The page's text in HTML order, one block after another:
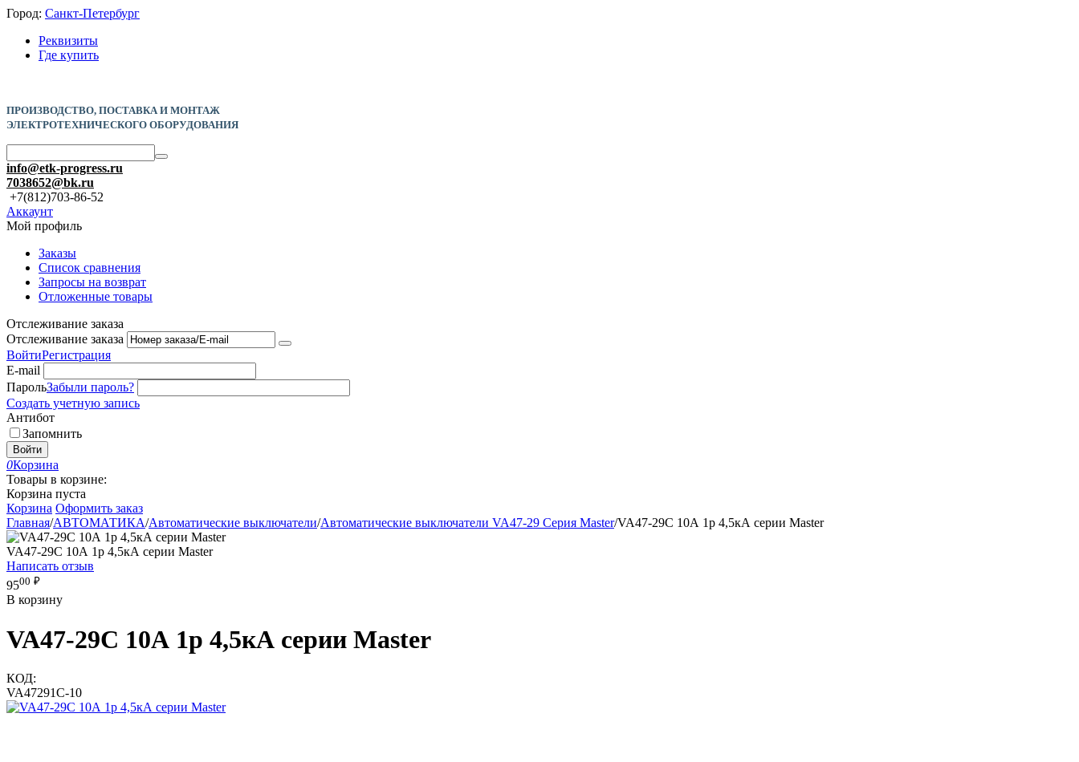
Город: Санкт-Петербург
Реквизиты
Где купить
ПРОИЗВОДСТВО, ПОСТАВКА И МОНТАЖ
ЭЛЕКТРОТЕХНИЧЕСКОГО ОБОРУДОВАНИЯ
info@etk-progress.ru
7038652@bk.ru
+7(812)703-86-52
Аккаунт
Мой профиль
Заказы
Список сравнения
Запросы на возврат
Отложенные товары
Отслеживание заказа
Отслеживание заказа
ВойтиРегистрация
E-mail
ПарольЗабыли пароль?
Создать учетную запись
Антибот
Запомнить
Войти
0Корзина
Товары в корзине:
Корзина пуста
Корзина Оформить заказ
Главная/АВТОМАТИКА/Автоматические выключатели/Автоматические выключатели VA47-29 Серия Master/VA47-29С 10А 1p 4,5кА серии Master
VA47-29С 10А 1p 4,5кА серии Master
Написать отзыв
9500 ₽
В корзину
VA47-29С 10А 1p 4,5кА серии Master
КОД:
VA47291C-10